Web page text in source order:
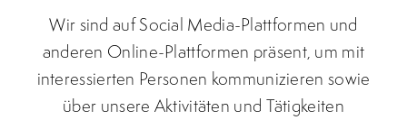
Wir sind auf Social Media-Plattformen und
anderen Online-Plattformen präsent, um mit
interessierten Personen kommunizieren sowie
über unsere Aktivitäten und Tätigkeiten